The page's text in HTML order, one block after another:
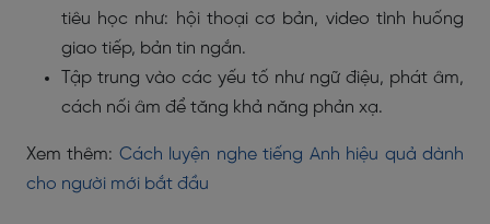
tiêu học như: hội thoại cơ bản, video tình huống
giao tiếp, bản tin ngắn.
Tập trung vào các yếu tố như ngữ điệu, phát âm,
cách nối âm để tăng khả năng phản xạ.
Xem thêm: Cách luyện nghe tiếng Anh hiệu quả dành
cho người mới bắt đầu